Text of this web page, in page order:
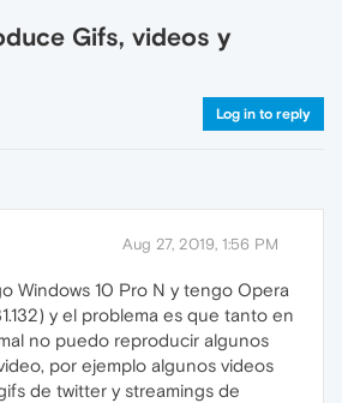
Gifs, videos y
Log in to reply
Aug 27, 2019, 1:56 PM
Windows 10 Pro N y tengo Opera
y el problema es que tanto en
no puedo reproducir algunos
por ejemplo algunos videos
de twitter y streamings de